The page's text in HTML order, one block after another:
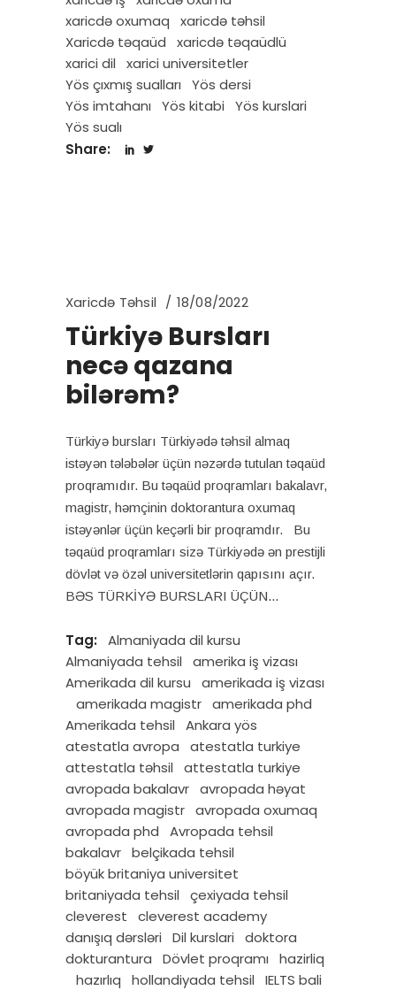
xaricdə oxumaq
xaricdə təhsil
Xaricdə təqaüd
xaricdə təqaüdlü
xarici dil
xarici universitetler
Yös çıxmış sualları
Yös dersi
Yös imtahanı
Yös kitabi
Yös kurslari
Yös sualı
Share:
Xaricdə Təhsil 18/08/2022
Türkiyə Bursları
necə qazana
bilərəm?
Türkiyə bursları Türkiyədə təhsil almaq
istəyən tələbələr üçün nəzərdə tutulan təqaüd
proqramıdır. Bu təqaüd proqramları bakalavr,
magistr, həmçinin doktorantura oxumaq
istəyənlər üçün keçərli bir proqramdır. Bu
təqaüd proqramları sizə Türkiyədə ən prestijli
dövlət və özəl universitetlərin qapısını açır.
BƏS TÜRKİYƏ BURSLARI ÜÇÜN
Tag:
Almaniyada dil kursu
Almaniyada tehsil
amerika iş vizası
Amerikada dil kursu
amerikada iş vizası
amerikada magistr amerikada phd
Amerikada tehsil
Ankara yös
atestatla avropa
atestatla turkiye
attestatla təhsil
attestatla turkiye
avropada bakalavr avropada həyat
avropada magistr avropada oxumaq
avropada phd
Avropada tehsil
bakalavr belçikada tehsil
böyük britaniya universitet
britaniyada tehsil
çexiyada tehsil
cleverest
cleverest academy
danışıq dərsləri
Dil kurslari
doktora
dokturantura
Dövlet proqramı
hazirliq
hazırlıq
hollandiyada tehsil
IELTS bali